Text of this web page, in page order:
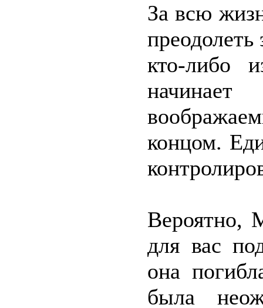
За всю
преодолеть
кто-либо
концом.
Вероятно,
для вас
она
была